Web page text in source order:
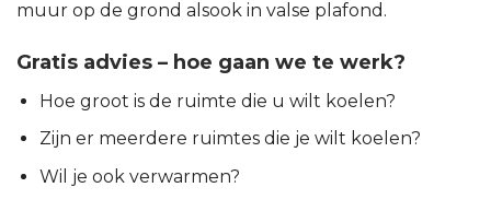
muur op de grond alsook in valse plafond.
Gratis advies – hoe gaan we te werk?
Hoe groot is de ruimte die u wilt koelen?
Zijn er meerdere ruimtes die je wilt koelen?
Wil je ook verwarmen?